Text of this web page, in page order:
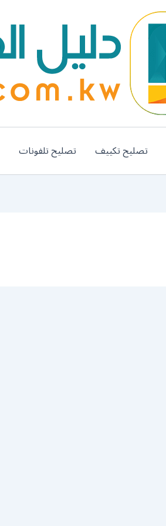
تصليح تكييف تصليح تلفونات